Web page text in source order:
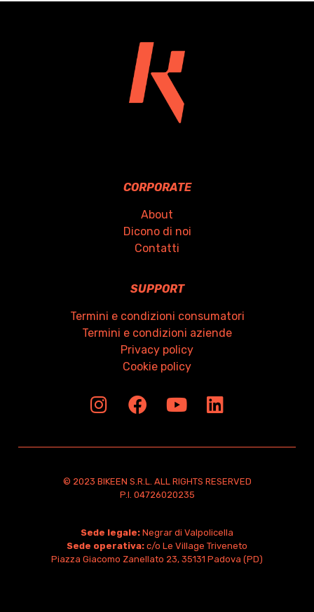
CORPORATE
About
Dicono di noi
Contatti
SUPPORT
Termini e condizioni consumatori
Termini e condizioni aziende
Privacy policy
Cookie policy
© 2023 BIKEEN S.R.L. ALL RIGHTS RESERVED
P.I. 04726020235
Sede legale: Negrar di Valpolicella
Sede operativa: c/o Le Village Triveneto
Piazza Giacomo Zanellato 23, 35131 Padova (PD)